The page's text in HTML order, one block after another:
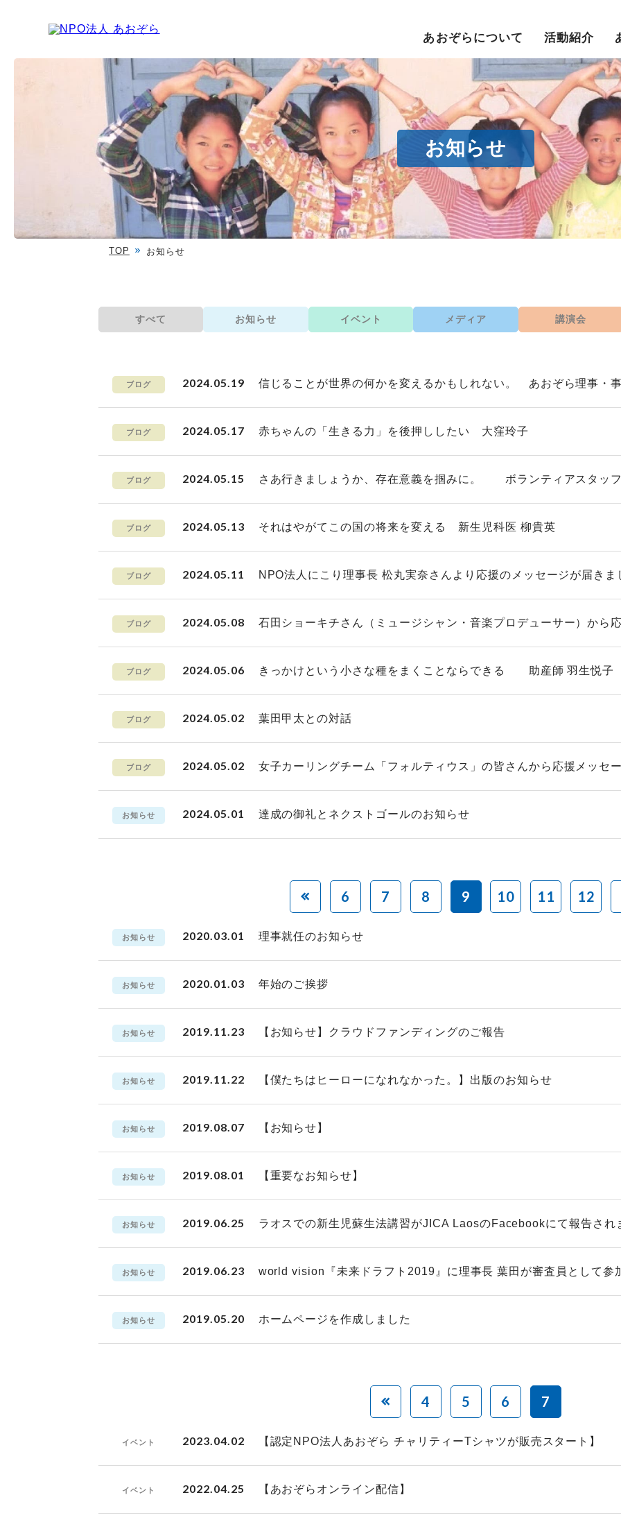
あおぞらについて 活動紹介
お知らせ
TOP お知らせ
すべて お知らせ イベント メディア 講演会
ブログ 2024.05.19 信じることが世界の何かを変えるかもしれない。 あおぞら理事・
ブログ 2024.05.17 赤ちゃんの「生きる力」を後押ししたい 大窪玲子
ブログ 2024.05.15 さあ行きましょうか、存在意義を掴みに。 ボランティアスタッ
ブログ 2024.05.13 それはやがてこの国の将来を変える 新生児科医 柳貴英
ブログ 2024.05.11 NPO法人にこり理事長 松丸実奈さんより応援のメッセージが届きま
ブログ 2024.05.08 石田ショーキチさん（ミュージシャン・音楽プロデューサー）から
ブログ 2024.05.06 きっかけという小さな種をまくことならできる 助産師 羽生悦子
ブログ 2024.05.02 葉田甲太との対話
ブログ 2024.05.02 女子カーリングチーム「フォルティウス」の皆さんから応援メッセ
お知らせ 2024.05.01 達成の御礼とネクストゴールのお知らせ
6 7 8 9 10 11 12
お知らせ 2020.03.01 理事就任のお知らせ
お知らせ 2020.01.03 年始のご挨拶
お知らせ 2019.11.23 【お知らせ】クラウドファンディングのご報告
お知らせ 2019.11.22 【僕たちはヒーローになれなかった。】出版のお知らせ
お知らせ 2019.08.07 【お知らせ】
お知らせ 2019.08.01 【重要なお知らせ】
お知らせ 2019.06.25 ラオスでの新生児蘇生法講習がJICA LaosのFacebookにて報告され
お知らせ 2019.06.23 world vision『未来ドラフト2019』に理事長 葉田が審査員として参
お知らせ 2019.05.20 ホームページを作成しました
4 5 6 7
イベント 2023.04.02 【認定NPO法人あおぞら チャリティーTシャツが販売スタート】
イベント 2022.04.25 【あおぞらオンライン配信】